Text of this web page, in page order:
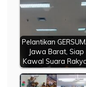
Pelantikan
Jawa Barat, Siap
Kawal Suara